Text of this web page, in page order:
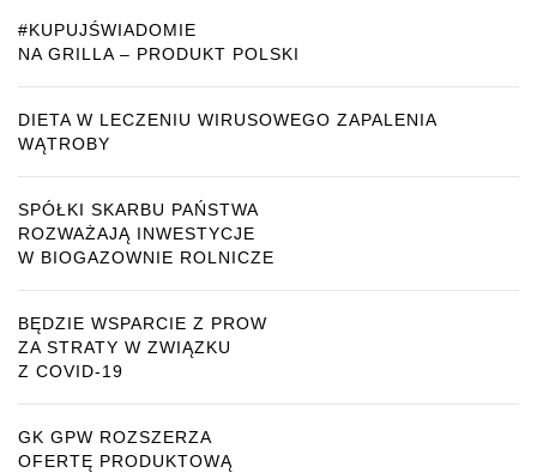
#KUPUJŚWIADOMIE
NA GRILLA – PRODUKT POLSKI
DIETA W LECZENIU WIRUSOWEGO ZAPALENIA
WĄTROBY
SPÓŁKI SKARBU PAŃSTWA
ROZWAŻAJĄ INWESTYCJE
W BIOGAZOWNIE ROLNICZE
BĘDZIE WSPARCIE Z PROW
ZA STRATY W ZWIĄZKU
Z COVID-19
GK GPW ROZSZERZA
OFERTĘ PRODUKTOWĄ